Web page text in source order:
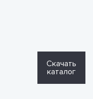
Скачать
каталог